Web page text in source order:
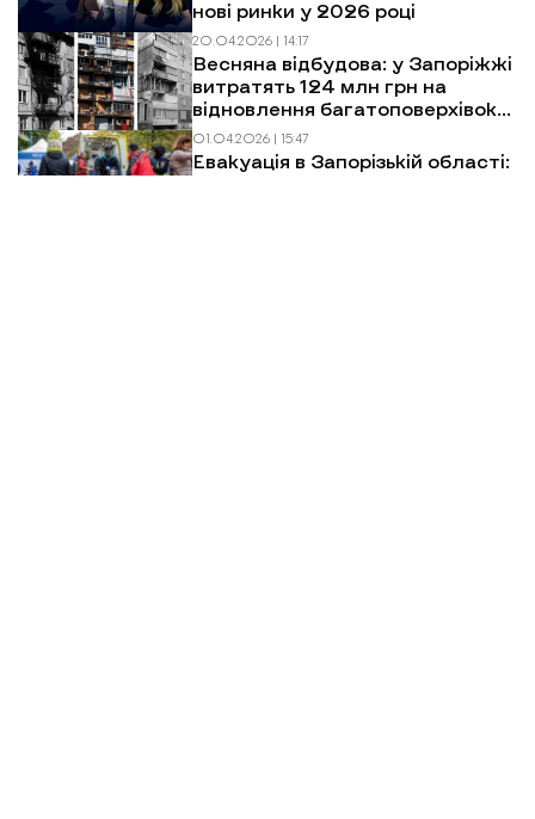
нові ринки у 2026 році
20.04.2026 | 14:17
Весняна відбудова: у Запоріжжі
витратять 124 млн грн на
відновлення багатоповерхівок
після обстрілів
01.04.2026 | 15:47
Евакуація в Запорізькій області: